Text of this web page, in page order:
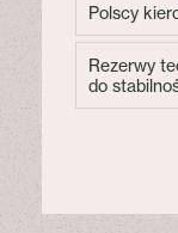
Polscy
Rezerwy
do